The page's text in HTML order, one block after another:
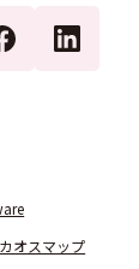
オスマップ